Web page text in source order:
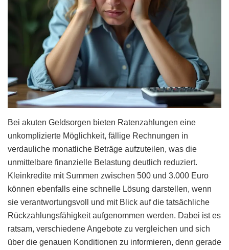
Bei akuten Geldsorgen bieten Ratenzahlungen eine
unkomplizierte Möglichkeit, fällige Rechnungen in
verdauliche monatliche Beträge aufzuteilen, was die
unmittelbare finanzielle Belastung deutlich reduziert.
Kleinkredite mit Summen zwischen 500 und 3.000 Euro
können ebenfalls eine schnelle Lösung darstellen, wenn
sie verantwortungsvoll und mit Blick auf die tatsächliche
Rückzahlungsfähigkeit aufgenommen werden. Dabei ist es
ratsam, verschiedene Angebote zu vergleichen und sich
über die genauen Konditionen zu informieren, denn gerade